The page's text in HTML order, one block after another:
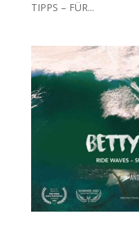
TIPPS – FÜR...